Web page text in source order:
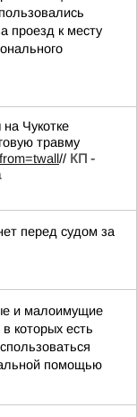
проезд к месту
Чукотке
травму
// КП -
перед судом за
и малоимущие
которых есть
помощью